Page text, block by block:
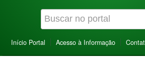
Início Portal Acesso à Informação